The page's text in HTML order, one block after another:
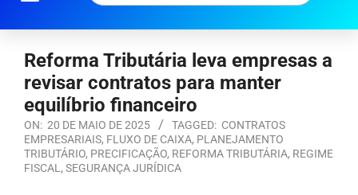
Reforma Tributária leva empresas a
revisar contratos para manter
equilíbrio financeiro
ON: 20 DE MAIO DE 2025 TAGGED: CONTRATOS
EMPRESARIAIS, FLUXO DE CAIXA, PLANEJAMENTO
TRIBUTÁRIO, PRECIFICAÇÃO, REFORMA TRIBUTÁRIA, REGIME
FISCAL , SEGURANÇA JURÍDICA